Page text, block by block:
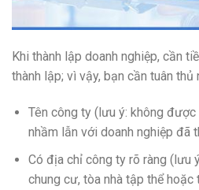
Khi thành lập doanh nghiệp, cần
thành lập; vì vậy, bạn cần tuân
Tên công ty (lưu ý: không
nhầm lẫn với doanh nghiệp đã
Có địa chỉ công ty rõ ràng (lưu
chung cư, tòa nhà tập thể